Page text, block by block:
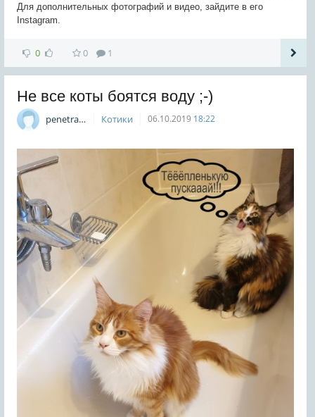
Для дополнительных фотографий и видео, зайдите в его
Instagram.
0 0 1
Не все коты боятся воду ;-)
penetrat0r Котики 06.10.2019 18:22